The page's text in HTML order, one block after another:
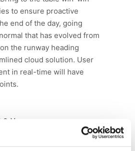
to ensure proactive
end of the day, going
that has evolved from
the runway heading
cloud solution. User
in real-time will have